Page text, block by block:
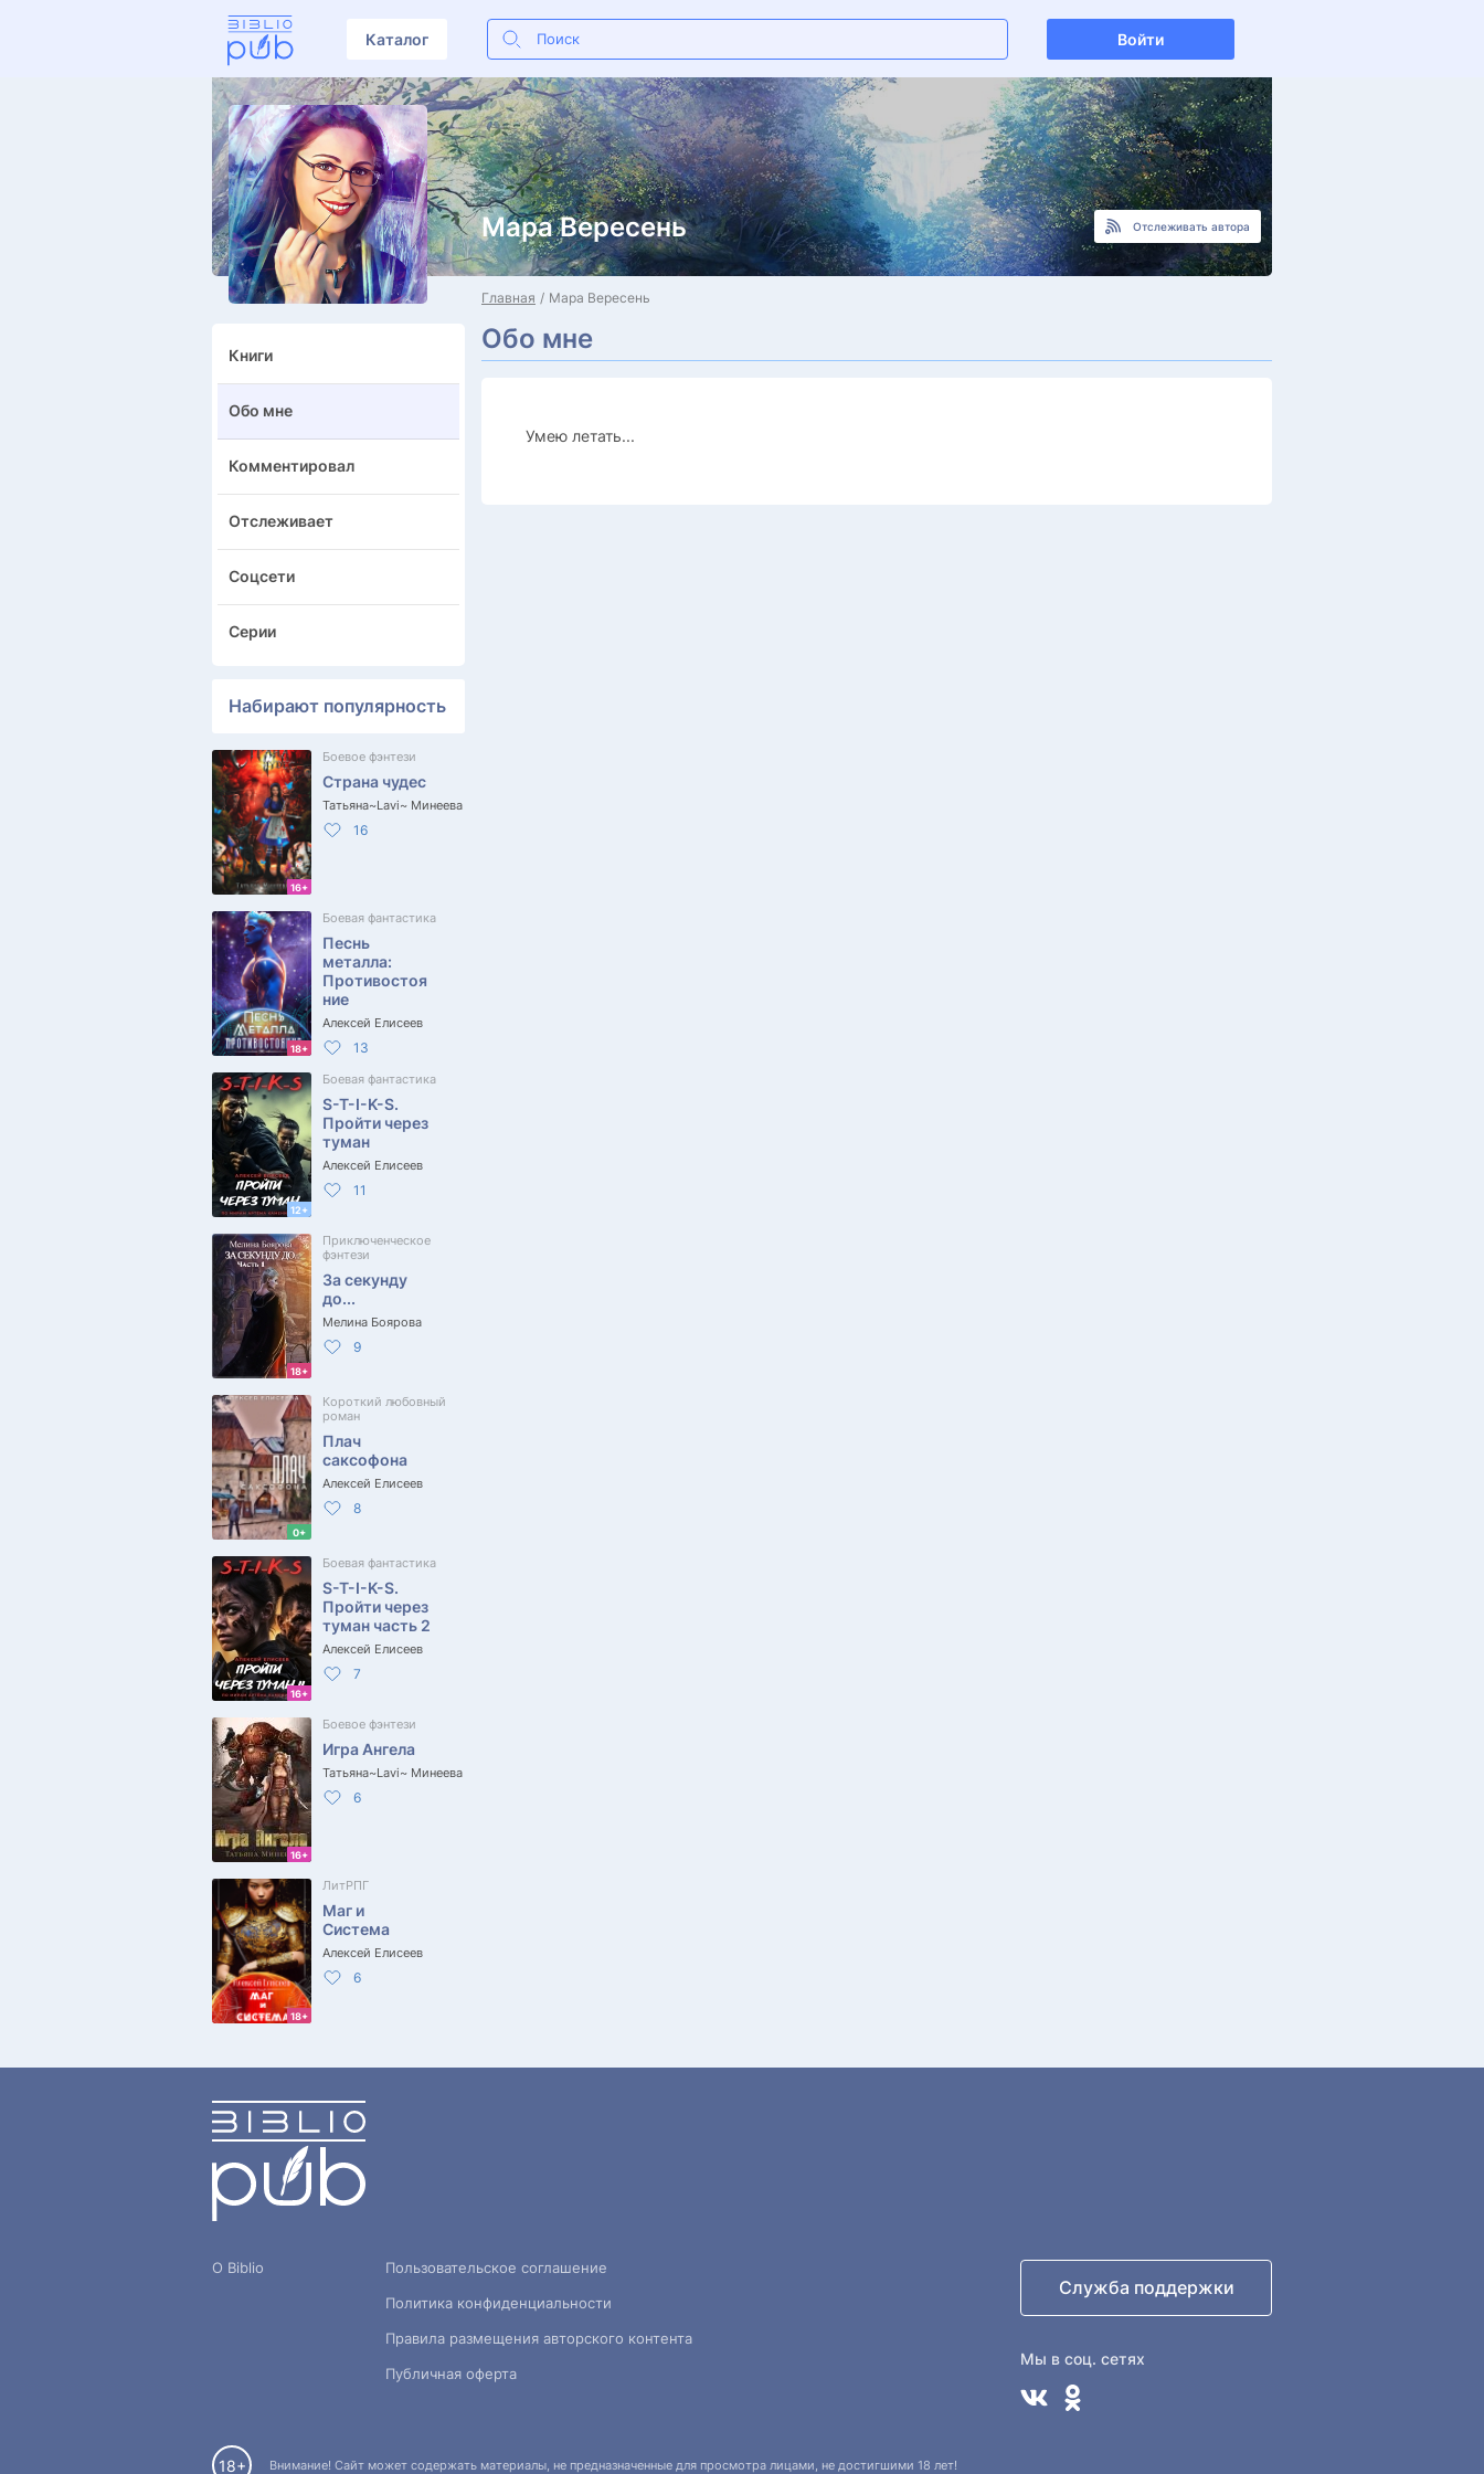
Каталог Войти
Мара Вересень Отслеживать автора
Книги
Обо мне
Комментировал
Отслеживает
Соцсети
Серии
Набирают популярность
16+
Боевое фэнтези
Страна чудес
Татьяна~Lavi~ Минеева
16
18+
Боевая фантастика
Песнь
металла:
Противостоя
ние
Алексей Елисеев
13
12+
Боевая фантастика
S-T-I-K-S.
Пройти через
туман
Алексей Елисеев
11
18+
Приключенческое
фэнтези
За секунду
до...
Мелина Боярова
9
0+
Короткий любовный
роман
Плач
саксофона
Алексей Елисеев
8
16+
Боевая фантастика
S-T-I-K-S.
Пройти через
туман часть 2
Алексей Елисеев
7
16+
Боевое фэнтези
Игра Ангела
Татьяна~Lavi~ Минеева
6
18+
ЛитРПГ
Маг и
Система
Алексей Елисеев
6
Главная Мара Вересень
Обо мне
Умею летать...
О Biblio
Пользовательское соглашение
Политика конфиденциальности
Правила размещения авторского контента
Публичная оферта
Служба поддержки
Мы в соц. сетях
18+ Внимание! Сайт может содержать материалы, не предназначенные для просмотра лицами, не достигшими 18 лет!